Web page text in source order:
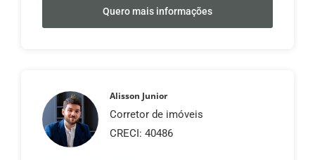
Quero mais informações
Alisson Junior
Corretor de imóveis
CRECI: 40486